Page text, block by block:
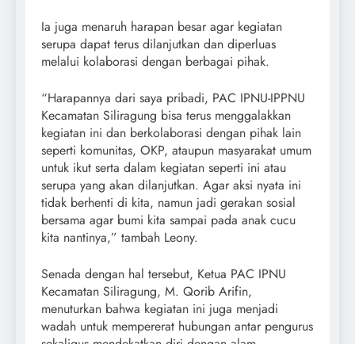
Ia juga menaruh harapan besar agar kegiatan
serupa dapat terus dilanjutkan dan diperluas
melalui kolaborasi dengan berbagai pihak.
“Harapannya dari saya pribadi, PAC IPNU-IPPNU
Kecamatan Siliragung bisa terus menggalakkan
kegiatan ini dan berkolaborasi dengan pihak lain
seperti komunitas, OKP, ataupun masyarakat umum
untuk ikut serta dalam kegiatan seperti ini atau
serupa yang akan dilanjutkan. Agar aksi nyata ini
tidak berhenti di kita, namun jadi gerakan sosial
bersama agar bumi kita sampai pada anak cucu
kita nantinya,” tambah Leony.
Senada dengan hal tersebut, Ketua PAC IPNU
Kecamatan Siliragung, M. Qorib Arifin,
menuturkan bahwa kegiatan ini juga menjadi
wadah untuk mempererat hubungan antar pengurus